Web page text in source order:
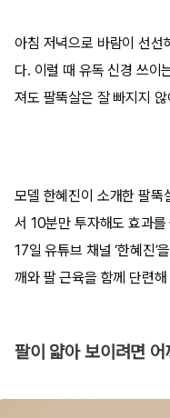
아침 저녁으로 바람이 선선
다. 이럴 때 유독 신경 쓰이
져도 팔뚝살은 잘 빠지지
모델 한혜진이 소개한 팔뚝
서 10분만 투자해도 효과
17일 유튜브 채널 ‘한혜진’
깨와 팔 근육을 함께 단련
팔이 얇아 보이려면